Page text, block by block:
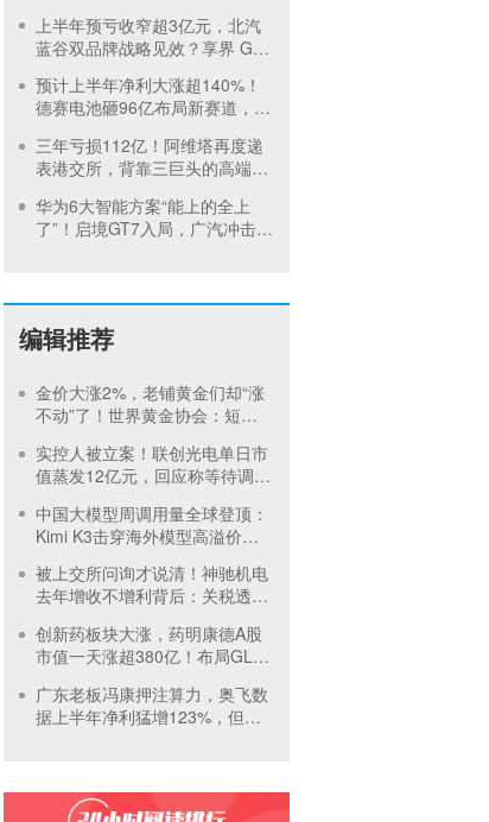
上半年预亏收窄超3亿元，北汽
蓝谷双品牌战略见效？享界 G9
预计上半年净利大涨超140%！
德赛电池砸96亿布局新赛道，连
三年亏损112亿！阿维塔再度递
表港交所，背靠三巨头的高端之
华为6大智能方案“能上的全上
了”！启境GT7入局，广汽冲击高
编辑推荐
金价大涨2%，老铺黄金们却“涨
不动”了！世界黄金协会：短期
实控人被立案！联创光电单日市
值蒸发12亿元，回应称等待调查
中国大模型周调用量全球登顶：
Kimi K3击穿海外模型高溢价壁
被上交所问询才说清！神驰机电
去年增收不增利背后：关税透支
创新药板块大涨，药明康德A股
市值一天涨超380亿！布局GLP-
广东老板冯康押注算力，奥飞数
据上半年净利猛增123%，但总